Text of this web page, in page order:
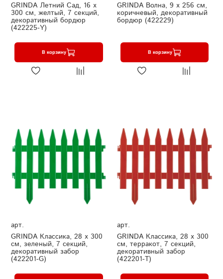
GRINDA Летний Сад, 16 x
300 см, желтый, 7 секций,
декоративный бордюр
(422225-Y)
В корзину
GRINDA Волна, 9 х 256 см,
коричневый, декоративный
бордюр (422229)
В корзину
арт.
GRINDA Классика, 28 х 300
см, зеленый, 7 секций,
декоративный забор
(422201-G)
арт.
GRINDA Классика, 28 х 300
см, терракот, 7 секций,
декоративный забор
(422201-T)